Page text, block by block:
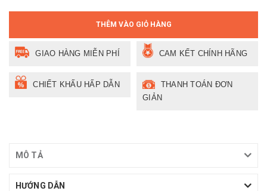
THÊM VÀO GIỎ HÀNG
GIAO HÀNG MIỄN PHÍ CAM KẾT CHÍNH HÃNG
CHIẾT KHẤU HẤP DẪN
THANH TOÁN ĐƠN
GIẢN
MÔ TẢ
HƯỚNG DẪN